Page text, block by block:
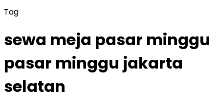
Tag
sewa meja pasar minggu
pasar minggu jakarta
selatan